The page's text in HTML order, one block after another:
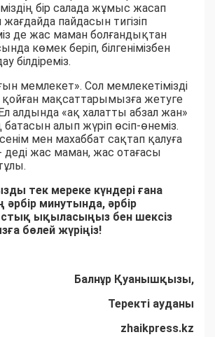
бір салада жұмыс жасап
жағдайда пайдасын тигізіп
де жас маман болғандықтан
көмек беріп, білгенімізбен
білдіреміз.
мемлекет». Сол мемлекетімізді
қойған мақсаттарымызға жетуге
алдында «ақ халатты абзал жан»
батасын алып жүріп өсіп-өнеміз.
мен махаббат сақтап қалуға
жас маман, жас отағасы
тек мереке күндері ғана
минутында, әрбір
ықыласыңыз бен шексіз
бөлей жүріңіз!
Балнұр Қуанышқызы,
Теректі ауданы
zhaikpress.kz